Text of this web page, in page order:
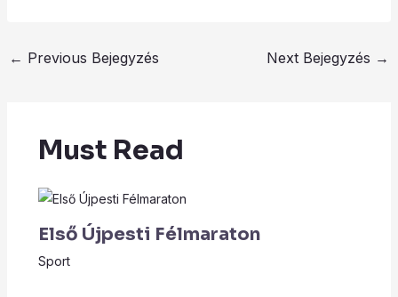
← Previous Bejegyzés Next Bejegyzés →
Must Read
Első Újpesti Félmaraton
Sport